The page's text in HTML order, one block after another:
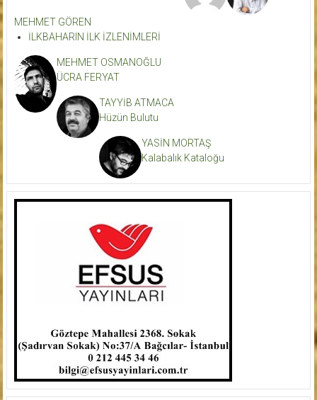
MEHMET GÖREN
İLKBAHARIN İLK İZLENİMLERİ
MEHMET OSMANOĞLU
ÜCRA FERYAT
TAYYİB ATMACA
Hüzün Bulutu
YASİN MORTAŞ
Kalabalık Kataloğu